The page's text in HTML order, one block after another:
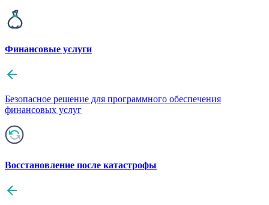
Финансовые услуги
Безопасное решение для программного обеспечения
финансовых услуг
Восстановление после катастрофы